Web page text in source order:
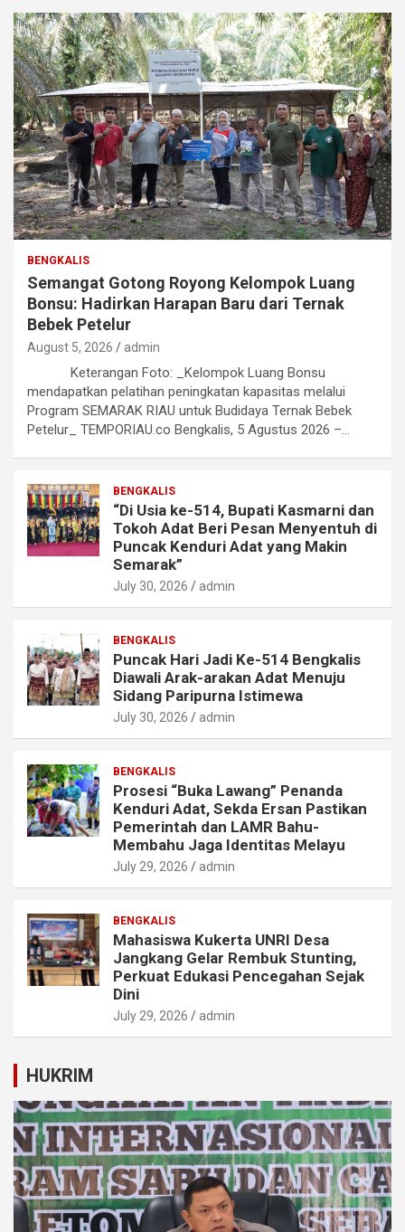
BENGKALIS
Semangat Gotong Royong Kelompok Luang
Bonsu: Hadirkan Harapan Baru dari Ternak
Bebek Petelur
August 5, 2026 admin
Keterangan Foto: _Kelompok Luang Bonsu
mendapatkan pelatihan peningkatan kapasitas melalui
Program SEMARAK RIAU untuk Budidaya Ternak Bebek
Petelur_ TEMPORIAU.co Bengkalis, 5 Agustus 2026 –…
BENGKALIS
“Di Usia ke-514, Bupati Kasmarni dan
Tokoh Adat Beri Pesan Menyentuh di
Puncak Kenduri Adat yang Makin
Semarak”
July 30, 2026 admin
BENGKALIS
Puncak Hari Jadi Ke-514 Bengkalis
Diawali Arak-arakan Adat Menuju
Sidang Paripurna Istimewa
July 30, 2026 admin
BENGKALIS
Prosesi “Buka Lawang” Penanda
Kenduri Adat, Sekda Ersan Pastikan
Pemerintah dan LAMR Bahu-
Membahu Jaga Identitas Melayu
July 29, 2026 admin
BENGKALIS
Mahasiswa Kukerta UNRI Desa
Jangkang Gelar Rembuk Stunting,
Perkuat Edukasi Pencegahan Sejak
Dini
July 29, 2026 admin
HUKRIM